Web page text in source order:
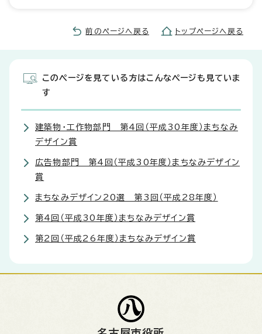
前のページへ戻る トップページへ戻る
このページを見ている方はこんなページも見ていま
す
建築物・工作物部門 第4回（平成30年度）まちなみ
デザイン賞
広告物部門 第4回（平成30年度）まちなみデザイン
賞
まちなみデザイン20選 第3回（平成28年度）
第4回（平成30年度）まちなみデザイン賞
第2回（平成26年度）まちなみデザイン賞